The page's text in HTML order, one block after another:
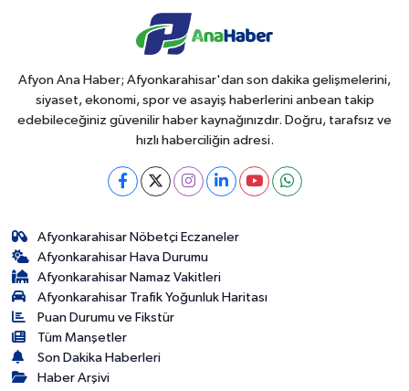
Afyon Ana Haber; Afyonkarahisar'dan son dakika gelişmelerini,
siyaset, ekonomi, spor ve asayiş haberlerini anbean takip
edebileceğiniz güvenilir haber kaynağınızdır. Doğru, tarafsız ve
hızlı haberciliğin adresi.
Afyonkarahisar Nöbetçi Eczaneler
Afyonkarahisar Hava Durumu
Afyonkarahisar Namaz Vakitleri
Afyonkarahisar Trafik Yoğunluk Haritası
Puan Durumu ve Fikstür
Tüm Manşetler
Son Dakika Haberleri
Haber Arşivi